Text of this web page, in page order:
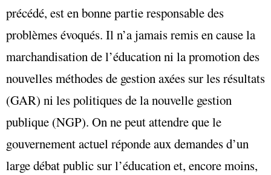
précédé, est en bonne partie responsable des
problèmes évoqués. Il n’a jamais remis en cause la
marchandisation de l’éducation ni la promotion des
nouvelles méthodes de gestion axées sur les résultats
(GAR) ni les politiques de la nouvelle gestion
publique (NGP). On ne peut attendre que le
gouvernement actuel réponde aux demandes d’un
large débat public sur l’éducation et, encore moins,